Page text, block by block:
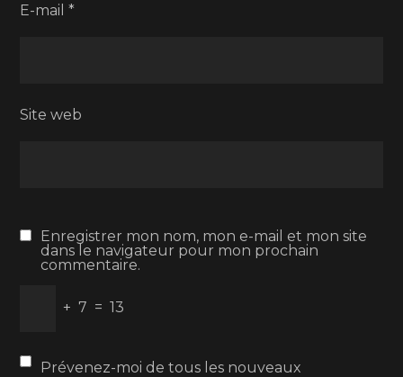
E-mail*
Site web
Enregistrer mon nom, mon e-mail et mon site
dans le navigateur pour mon prochain
commentaire.
+ 7 = 13
Prévenez-moi de tous les nouveaux